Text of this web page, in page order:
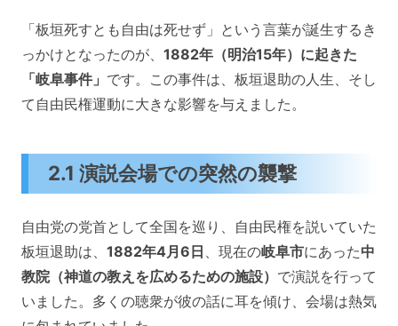
「板垣死すとも自由は死せず」という言葉が誕生するき
っかけとなったのが、 1882年（明治15年）に起きた
「岐阜事件」 です。この事件は、板垣退助の人生、そし
て自由民権運動に大きな影響を与えました。
2.1 演説会場での突然の襲撃
自由党の党首として全国を巡り、自由民権を説いていた
板垣退助は、 1882年4月6日 、現在の岐阜市にあった中
教院（神道の教えを広めるための施設） で演説を行って
いました。多くの聴衆が彼の話に耳を傾け、会場は熱気